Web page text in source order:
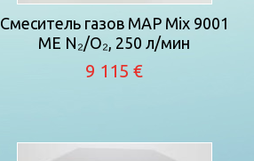
Смеситель газов MAP Mix 9001
ME N₂/O₂, 250 л/мин
9 115 €